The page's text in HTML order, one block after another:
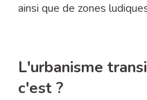
ainsi que de zones
L'urbanisme
c'est ?